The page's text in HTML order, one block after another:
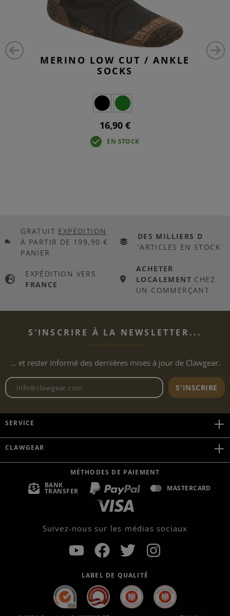
MERINO LOW CUT / ANKLE
SOCKS
16,90 €
EN STOCK
GRATUIT EXPÉDITION
À PARTIR DE 199,90 €
PANIER
DES MILLIERS D
'ARTICLES EN STOCK
EXPÉDITION VERS
FRANCE
ACHETER
LOCALEMENT CHEZ
UN COMMERÇANT
S'INSCRIRE À LA NEWSLETTER...
... et rester informé des dernières mises à jour de Clawgear.
Adresse e-mail de laS'INSCRIRE
SERVICE
CLAWGEAR
MÉTHODES DE PAIEMENT
BANK
TRANSFER MASTERCARD
Suivez-nous sur les médias sociaux
LABEL DE QUALITÉ